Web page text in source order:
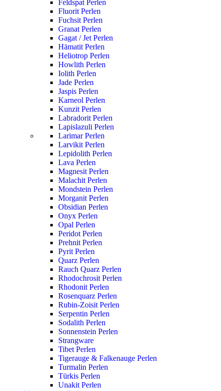
Feldspat Perlen
Fluorit Perlen
Fuchsit Perlen
Granat Perlen
Gagat / Jet Perlen
Hämatit Perlen
Heliotrop Perlen
Howlith Perlen
Iolith Perlen
Jade Perlen
Jaspis Perlen
Karneol Perlen
Kunzit Perlen
Labradorit Perlen
Lapislazuli Perlen
Larimar Perlen
Larvikit Perlen
Lepidolith Perlen
Lava Perlen
Magnesit Perlen
Malachit Perlen
Mondstein Perlen
Morganit Perlen
Obsidian Perlen
Onyx Perlen
Opal Perlen
Peridot Perlen
Prehnit Perlen
Pyrit Perlen
Quarz Perlen
Rauch Quarz Perlen
Rhodochrosit Perlen
Rhodonit Perlen
Rosenquarz Perlen
Rubin-Zoisit Perlen
Serpentin Perlen
Sodalith Perlen
Sonnenstein Perlen
Strangware
Tibet Perlen
Tigerauge & Falkenauge Perlen
Turmalin Perlen
Türkis Perlen
Unakit Perlen